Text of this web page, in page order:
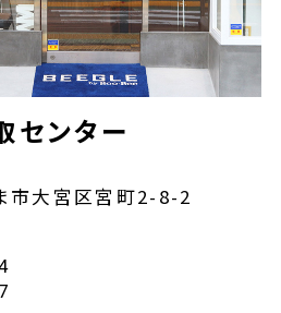
センター
市大宮区宮町2-8-2